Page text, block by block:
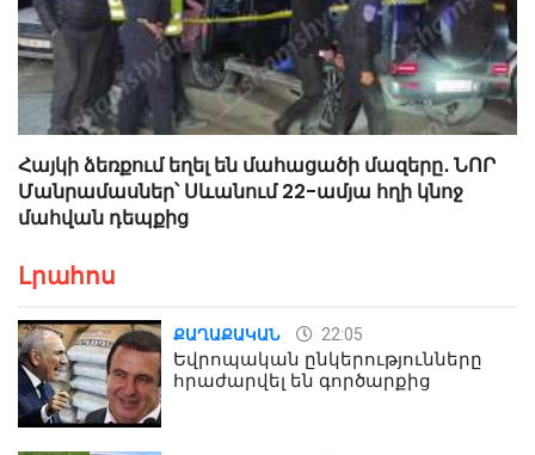
Հայկի ձեռքում եղել են մահացածի մազերը․ ՆՈՐ
Մանրամասներ՝ Սևանում 22-ամյա հղի կնոջ
մահվան դեպքից
Լրահոս
ՔԱՂԱՔԱԿԱՆ 22:05
Եվրոպական ընկերությունները
հրաժարվել են գործարքից